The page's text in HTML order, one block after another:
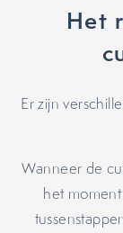
Het
Er zijn
Wanneer de
het